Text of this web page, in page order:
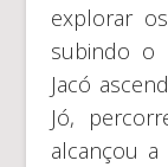
explorar
subindo
Jacó
Jó,
alcançou